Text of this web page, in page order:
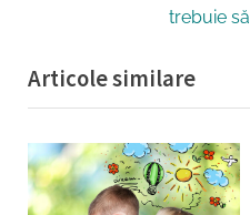
o
u
s
P
o
t
P
o
s
t
trebuie
Articole similare